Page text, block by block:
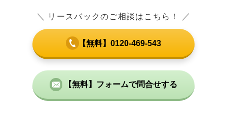
＼ リースバックのご相談はこちら！ ／
【無料】0120-469-543
【無料】フォームで問合せする